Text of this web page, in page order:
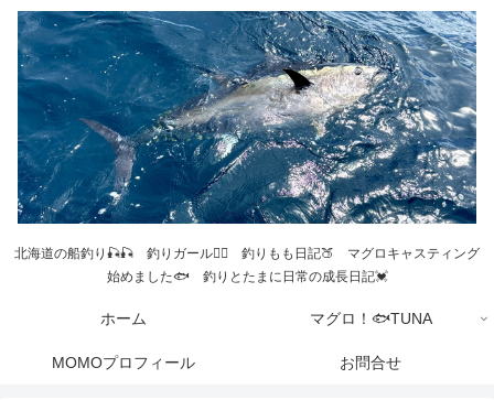
北海道の船釣り🎣🎣 釣りガール💁‍♀️ 釣りもも日記🍑 マグロキャスティング
始めました🐟 釣りとたまに日常の成長日記💓
ホーム マグロ！🐟TUNA
MOMOプロフィール お問合せ